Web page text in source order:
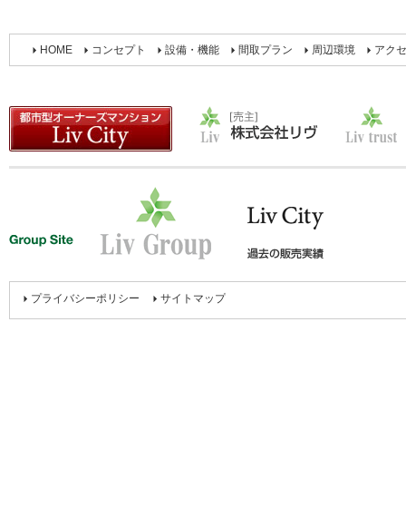
HOME コンセプト 設備・機能 間取プラン 周辺環境 アク
プライバシーポリシー サイトマップ